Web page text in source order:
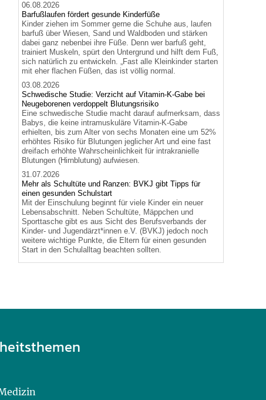
06.08.2026
Barfußlaufen fördert gesunde Kinderfüße
Kinder ziehen im Sommer gerne die Schuhe aus, laufen
barfuß über Wiesen, Sand und Waldboden und stärken
dabei ganz nebenbei ihre Füße. Denn wer barfuß geht,
trainiert Muskeln, spürt den Untergrund und hilft dem Fuß,
sich natürlich zu entwickeln. „Fast alle Kleinkinder starten
mit eher flachen Füßen, das ist völlig normal.
03.08.2026
Schwedische Studie: Verzicht auf Vitamin-K-Gabe bei
Neugeborenen verdoppelt Blutungsrisiko
Eine schwedische Studie macht darauf aufmerksam, dass
Babys, die keine intramuskuläre Vitamin-K-Gabe
erhielten, bis zum Alter von sechs Monaten eine um 52%
erhöhtes Risiko für Blutungen jeglicher Art und eine fast
dreifach erhöhte Wahrscheinlichkeit für intrakranielle
Blutungen (Hirnblutung) aufwiesen.
31.07.2026
Mehr als Schultüte und Ranzen: BVKJ gibt Tipps für
einen gesunden Schulstart
Mit der Einschulung beginnt für viele Kinder ein neuer
Lebensabschnitt. Neben Schultüte, Mäppchen und
Sporttasche gibt es aus Sicht des Berufsverbands der
Kinder- und Jugendärzt*innen e.V. (BVKJ) jedoch noch
weitere wichtige Punkte, die Eltern für einen gesunden
Start in den Schulalltag beachten sollten.